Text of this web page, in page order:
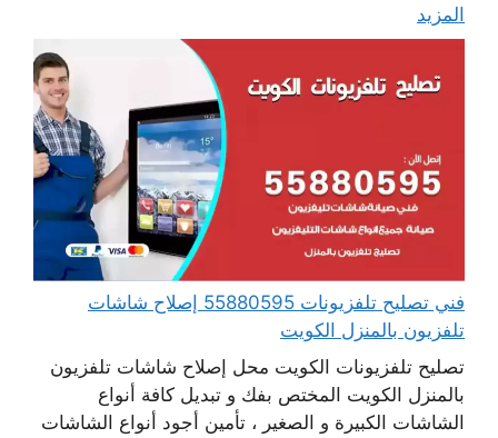
المزيد
فني تصليح تلفزيونات 55880595 إصلاح شاشات
تلفزيون بالمنزل الكويت
تصليح تلفزيونات الكويت محل إصلاح شاشات تلفزيون
بالمنزل الكويت المختص بفك و تبديل كافة أنواع
الشاشات الكبيرة و الصغير ، تأمين أجود أنواع الشاشات